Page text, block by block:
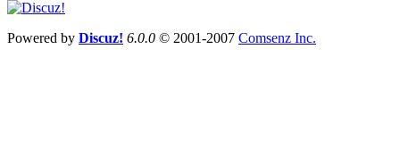
Powered by Discuz! 6.0.0 © 2001-2007 Comsenz Inc.